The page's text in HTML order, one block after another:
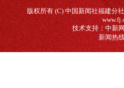
版权所有 (C) 中国新闻社福建分
技术支持：中新
新闻热